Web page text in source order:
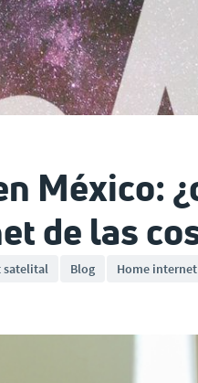
México:
de las
satelital Blog Home internet